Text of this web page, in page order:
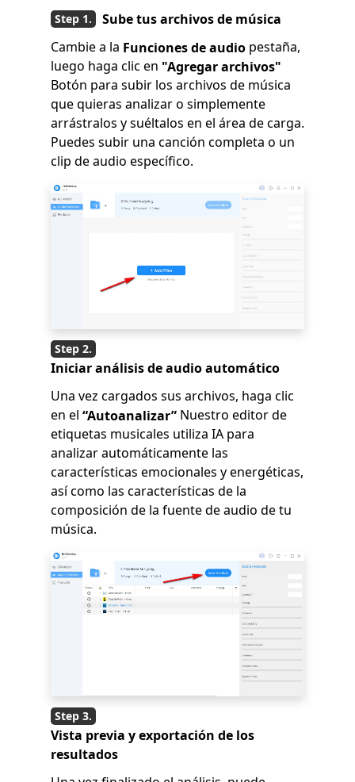
Sube tus archivos de música
Cambie a la Funciones de audio pestaña,
luego haga clic en "Agregar archivos"
Botón para subir los archivos de música
que quieras analizar o simplemente
arrástralos y suéltalos en el área de carga.
Puedes subir una canción completa o un
clip de audio específico.
Iniciar análisis de audio automático
Una vez cargados sus archivos, haga clic
en el “Autoanalizar” Nuestro editor de
etiquetas musicales utiliza IA para
analizar automáticamente las
características emocionales y energéticas,
así como las características de la
composición de la fuente de audio de tu
música.
Vista previa y exportación de los
resultados